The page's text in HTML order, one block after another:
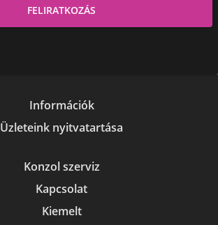
Információk
Üzleteink nyitvatartása
Konzol szerviz
Kapcsolat
Kiemelt